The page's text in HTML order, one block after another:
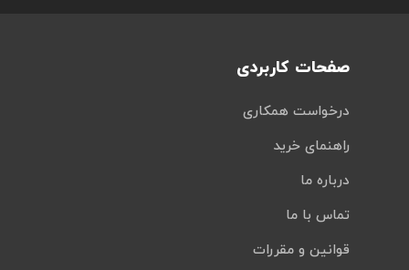
صفحات کاربردی
درخواست همکاری
راهنمای خرید
درباره ما
تماس با ما
قوانین و مقررات